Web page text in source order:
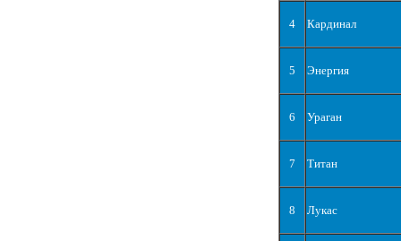
4 Кардинал
5 Энергия
6 Ураган
7 Титан
8 Лукас